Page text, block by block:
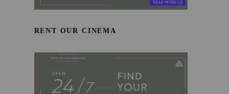
RENT OUR CINEMA